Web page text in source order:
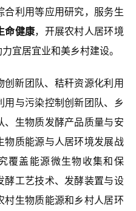
合利用等应用研究，服务生
命健康，开展农村人居环境
宜居宜业和美乡村建设。
新团队、秸秆资源化利用
与污染控制创新团队、乡
、生物质发酵产品质量与安
物质能源与人居环境发展战
覆盖能源微生物收集和保
酵工艺技术、发酵装置与设
村生物质能源和乡村人居环